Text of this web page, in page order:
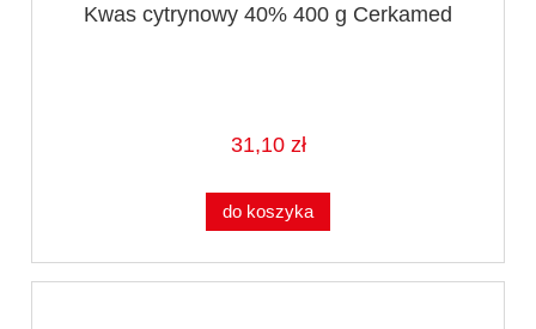
Kwas cytrynowy 40% 400 g Cerkamed
31,10 zł
do koszyka